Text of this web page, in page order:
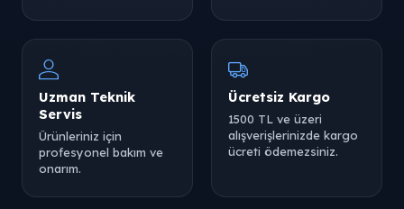
Uzman Teknik
Servis
Ürünleriniz için
profesyonel bakım ve
onarım.
Ücretsiz Kargo
1500 TL ve üzeri
alışverişlerinizde kargo
ücreti ödemezsiniz.